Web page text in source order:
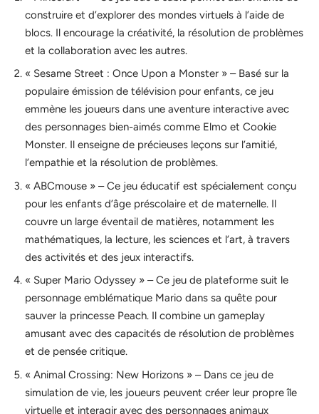
construire et d’explorer des mondes virtuels à l’aide de
blocs. Il encourage la créativité, la résolution de problèmes
et la collaboration avec les autres.
« Sesame Street : Once Upon a Monster » – Basé sur la
populaire émission de télévision pour enfants, ce jeu
emmène les joueurs dans une aventure interactive avec
des personnages bien-aimés comme Elmo et Cookie
Monster. Il enseigne de précieuses leçons sur l’amitié,
l’empathie et la résolution de problèmes.
« ABCmouse » – Ce jeu éducatif est spécialement conçu
pour les enfants d’âge préscolaire et de maternelle. Il
couvre un large éventail de matières, notamment les
mathématiques, la lecture, les sciences et l’art, à travers
des activités et des jeux interactifs.
« Super Mario Odyssey » – Ce jeu de plateforme suit le
personnage emblématique Mario dans sa quête pour
sauver la princesse Peach. Il combine un gameplay
amusant avec des capacités de résolution de problèmes
et de pensée critique.
« Animal Crossing: New Horizons » – Dans ce jeu de
simulation de vie, les joueurs peuvent créer leur propre île
virtuelle et interagir avec des personnages animaux